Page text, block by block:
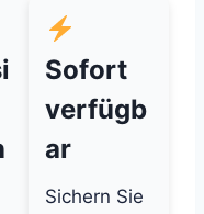
Sofort
verfügb
ar
Sichern Sie